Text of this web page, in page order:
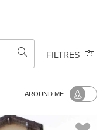
FILTRES
AROUND ME